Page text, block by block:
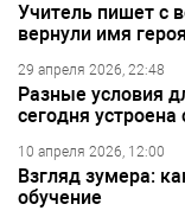
Учитель пишет с
вернули имя
29 апреля 2026, 22:48
Разные условия
сегодня
10 апреля 2026, 12:00
Взгляд зумера:
обучение